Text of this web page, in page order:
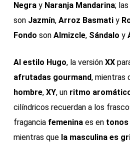
Negray Naranja Mandarina; las
son Jazmín, Arroz Basmatiy
Fondo son Almizcle, Sándalo y
Al estilo Hugo, la versión XX
afrutadas gourmand, mientras
hombre, XY, un ritmo
cilíndricos recuerdan a los
fragancia femeninaes en tonos
mientras que la masculina es